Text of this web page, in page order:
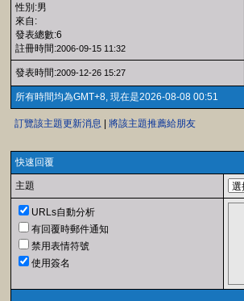
性別:男
來自:
發表總數:6
註冊時間:2006-09-15 11:32
發表時間:2009-12-26 15:27
所有時間均為GMT+8, 現在是2026-08-08 00:51
訂覽該主題更新消息 將該主題推薦給朋友
快速回覆
主題
URLs自動分析
有回覆時郵件通知
禁用表情符號
使用簽名